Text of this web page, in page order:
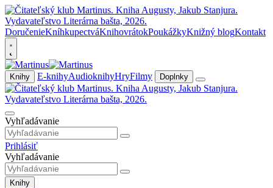
DoručenieKníhkupectváKnihovrátokPoukážkyKnižný blogKontakt
Knihy E-knihyAudioknihyHryFilmy Doplnky
Vyhľadávanie
Prihlásiť
Vyhľadávanie
Knihy